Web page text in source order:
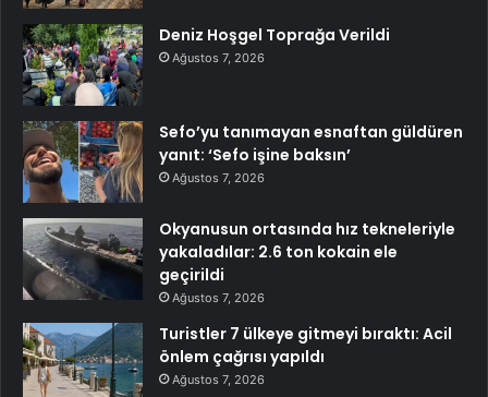
Deniz Hoşgel Toprağa Verildi
Ağustos 7, 2026
Sefo’yu tanımayan esnaftan güldüren
yanıt: ‘Sefo işine baksın’
Ağustos 7, 2026
Okyanusun ortasında hız tekneleriyle
yakaladılar: 2.6 ton kokain ele
geçirildi
Ağustos 7, 2026
Turistler 7 ülkeye gitmeyi bıraktı: Acil
önlem çağrısı yapıldı
Ağustos 7, 2026